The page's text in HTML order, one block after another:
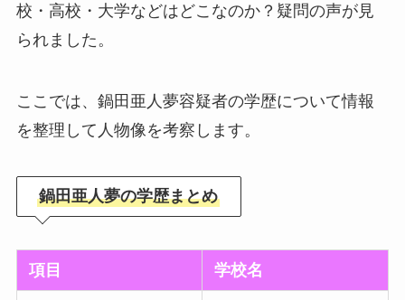
校・高校・大学などはどこなのか？疑問の声が見
られました。
ここでは、鍋田亜人夢容疑者の学歴について情報
を整理して人物像を考察します。
鍋田亜人夢の学歴まとめ
項目 学校名